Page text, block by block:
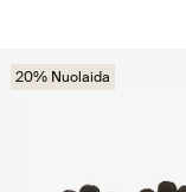
20% Nuolaida